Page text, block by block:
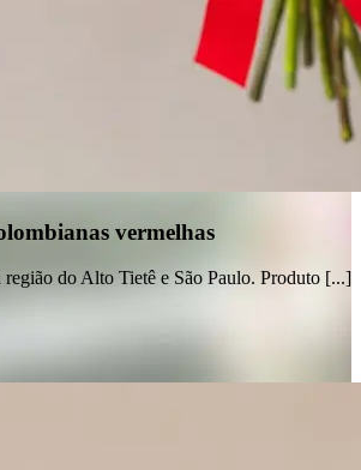
vermelhas
região do Alto Tietê e São Paulo. Produto [...]